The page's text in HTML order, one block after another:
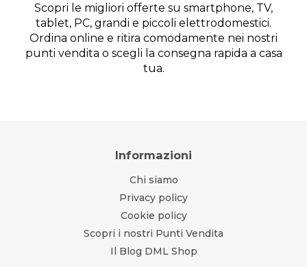
Scopri le migliori offerte su smartphone, TV,
tablet, PC, grandi e piccoli elettrodomestici.
Ordina online e ritira comodamente nei nostri
punti vendita o scegli la consegna rapida a casa
tua.
Informazioni
Chi siamo
Privacy policy
Cookie policy
Scopri i nostri Punti Vendita
Il Blog DML Shop